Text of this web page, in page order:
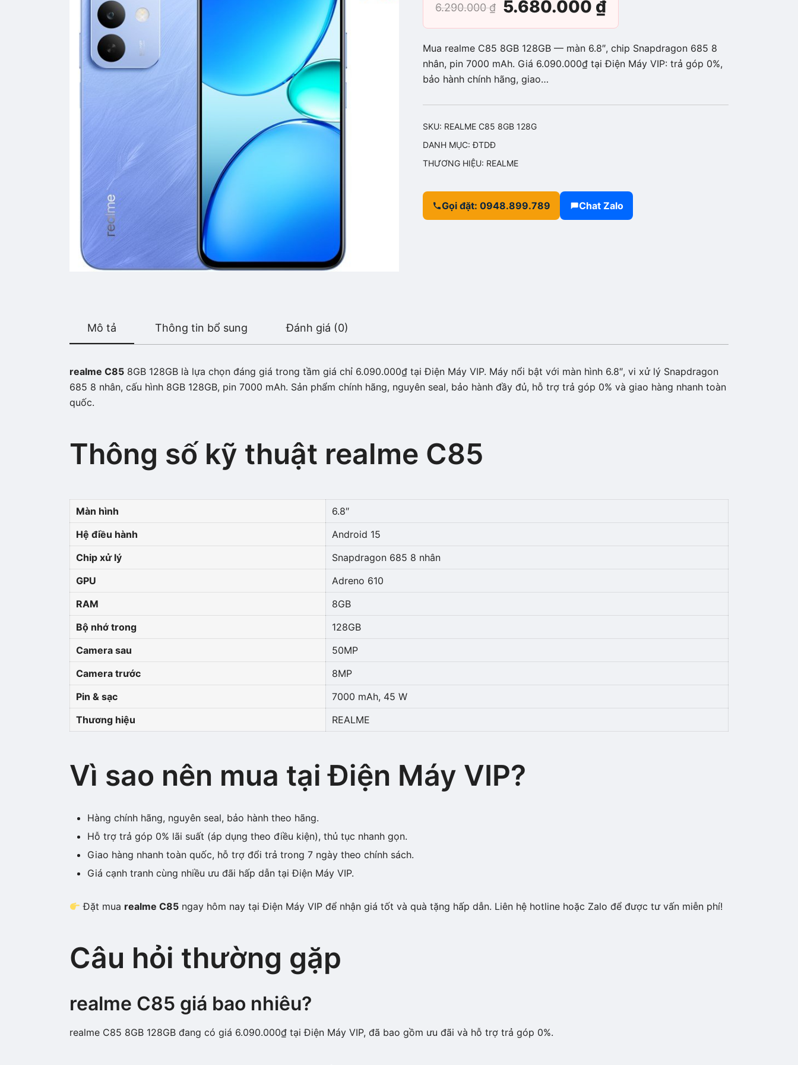
6.290.000₫
Giá
gốc
là:
6.290.000 ₫.
5.680.000 ₫Giá
hiện
tại
Mua realme C85 8GB 128GB — màn 6.8″, chip Snapdragon 685 8
nhân, pin 7000 mAh. Giá 6.090.000₫ tại Điện Máy VIP: trả góp 0%,
bảo hành chính hãng, giao…
SKU: REALME C85 8GB 128G
DANH MỤC:ĐTDĐ
THƯƠNG HIỆU: REALME
Gọi đặt: 0948.899.789 Chat Zalo
Mô tả Thông tin bổ sung Đánh giá (0)
realme C85 8GB 128GB là lựa chọn đáng giá trong tầm giá chỉ 6.090.000₫ tại Điện Máy VIP. Máy nổi bật với màn hình 6.8″, vi xử lý Snapdragon
685 8 nhân, cấu hình 8GB 128GB, pin 7000 mAh. Sản phẩm chính hãng, nguyên seal, bảo hành đầy đủ, hỗ trợ trả góp 0% và giao hàng nhanh toàn
quốc.
Thông số kỹ thuật realme C85
Màn hình
6.8″
Hệ điều hành
Android 15
Chip xử lý
Snapdragon 685 8 nhân
GPU
Adreno 610
RAM
8GB
Bộ nhớ trong
128GB
Camera sau
50MP
Camera trước
8MP
Pin & sạc
7000 mAh, 45 W
Thương hiệu
REALME
Vì sao nên mua tại Điện Máy VIP?
Hàng chính hãng, nguyên seal, bảo hành theo hãng.
Hỗ trợ trả góp 0% lãi suất (áp dụng theo điều kiện), thủ tục nhanh gọn.
Giao hàng nhanh toàn quốc, hỗ trợ đổi trả trong 7 ngày theo chính sách.
Giá cạnh tranh cùng nhiều ưu đãi hấp dẫn tại Điện Máy VIP.
Đặt mua realme C85 ngay hôm nay tại Điện Máy VIP để nhận giá tốt và quà tặng hấp dẫn. Liên hệ hotline hoặc Zalo để được tư vấn miễn phí!
Câu hỏi thường gặp
realme C85 giá bao nhiêu?
realme C85 8GB 128GB đang có giá 6.090.000₫ tại Điện Máy VIP, đã bao gồm ưu đãi và hỗ trợ trả góp 0%.